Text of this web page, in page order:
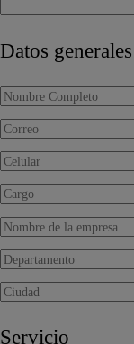
Datos generales
Servicio